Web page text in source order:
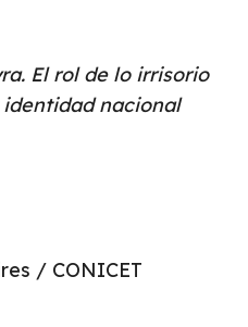
El rol de lo irrisorio
nacional
/ CONICET